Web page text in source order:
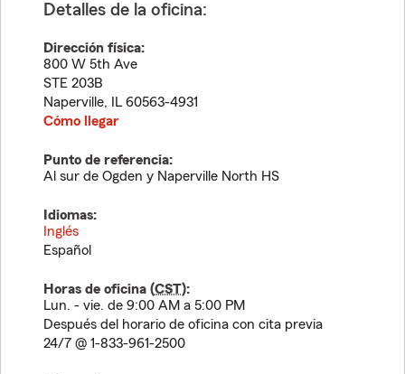
Detalles de la oficina:
Dirección física:
800 W 5th Ave
STE 203B
Naperville, IL 60563-4931
Cómo llegar
Punto de referencia:
Al sur de Ogden y Naperville North HS
Idiomas:
Inglés
Español
Horas de oficina (CST):
Lun. - vie. de 9:00 AM a 5:00 PM
Después del horario de oficina con cita previa
24/7 @ 1-833-961-2500